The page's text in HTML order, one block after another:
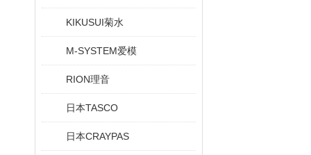
KIKUSUI菊水
M-SYSTEM爱模
RION理音
日本TASCO
日本CRAYPAS